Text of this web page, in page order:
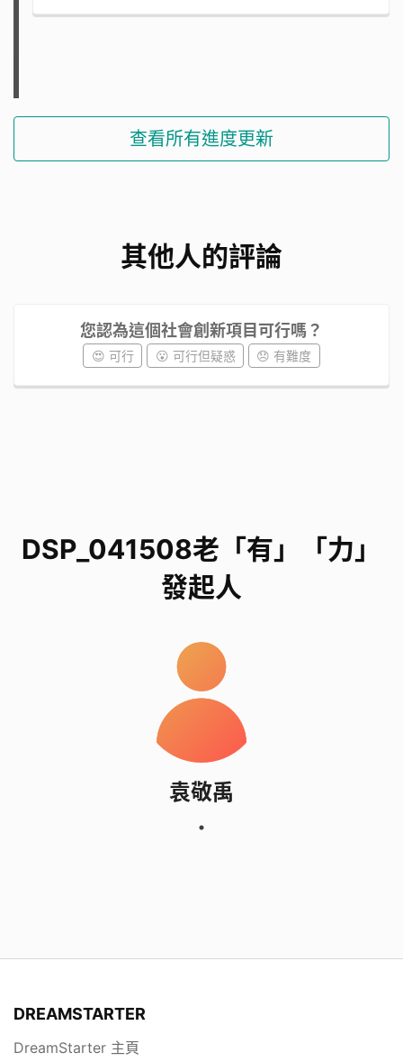
查看所有進度更新
其他人的評論
您認為這個社會創新項目可行嗎？
😍 可行 😮 可行但疑惑 😞 有難度
DSP_041508老「有」「力」
發起人
袁敬禹
DREAMSTARTER
DreamStarter 主頁